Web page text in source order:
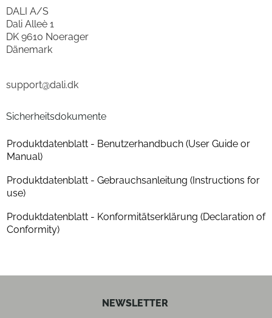
Breite (cm)
Höhe (cm) 82.6
Gewicht (kg) 10.8
Anzahl der Lautsprecherboxen
Farben
Anzahl der Lautsprecherboxen
DALI A/S
Dali Alleè 1
DK 9610 Noerager
Dänemark
support@dali.dk
Sicherheitsdokumente
Produktdatenblatt - Benutzerhandbuch (User Guide or
Manual)
Produktdatenblatt - Gebrauchsanleitung (Instructions for
use)
Produktdatenblatt - Konformitätserklärung (Declaration of
Conformity)
NEWSLETTER